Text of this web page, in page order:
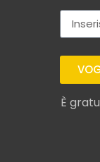
Le aziende
opzioni di
l’utilizzo dei
opzioniÈ